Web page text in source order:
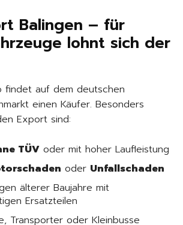
Balingen – für
lohnt sich der
findet auf dem deutschen
einen Käufer. Besonders
Export sind:
TÜV oder mit hoher Laufleistung
oder Unfallschaden
älterer Baujahre mit
Ersatzteilen
Transporter oder Kleinbusse